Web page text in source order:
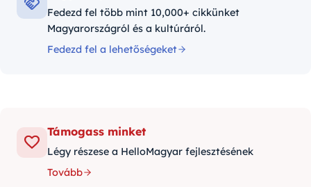
Fedezd fel több mint 10,000+ cikkünket
Magyarországról és a kultúráról.
Fedezd fel a lehetőségeket
Támogass minket
Légy részese a HelloMagyar fejlesztésének
Tovább